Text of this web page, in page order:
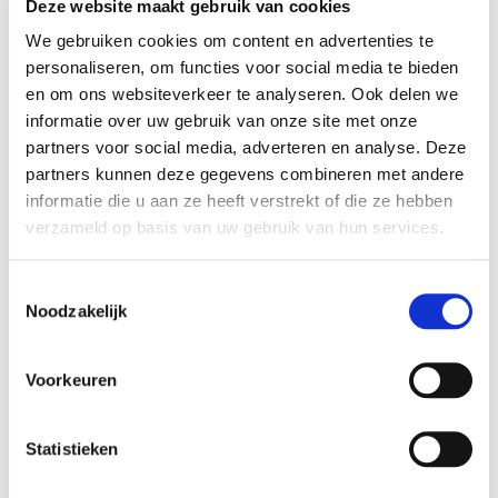
Deze website maakt gebruik van cookies
We gebruiken cookies om content en advertenties te
personaliseren, om functies voor social media te bieden
en om ons websiteverkeer te analyseren. Ook delen we
informatie over uw gebruik van onze site met onze
partners voor social media, adverteren en analyse. Deze
partners kunnen deze gegevens combineren met andere
informatie die u aan ze heeft verstrekt of die ze hebben
verzameld op basis van uw gebruik van hun services.
Noodzakelijk
Voorkeuren
Statistieken
goede hechting.
Verf dunne, effen laagjes totdat je een egaal en dekkend
resultaat ziet.
Wacht 10-15 min voordat je een nieuwe laag aanbrengt.
Laat je leren item 24 uur rusten voordat je het gebruikt.
Meng Angelus leerverf eventueel met andere Angelus kleuren.
Gebruik een finishervoor extra bescherming en een finish
Hoeveel Angelus leerverf heb ik
Voor een paar schoenen is een potje van 29,5 ml voldoende.
Voor een kleine 2-zits bank is 4 x 118 ml voldoende.